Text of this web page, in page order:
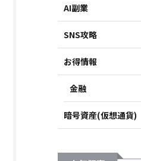
AI副業
SNS攻略
お得情報
金融
暗号資産(仮想通貨)